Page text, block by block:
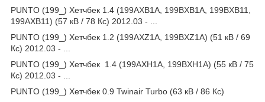
PUNTO (199_) Хетчбек 1.4 (199AXB1A, 199BXB1A, 199BXB11,
199AXB11) (57 кВ / 78 Кс) 2012.03 - ...
PUNTO (199_) Хетчбек 1.2 (199AXZ1A, 199BXZ1A) (51 кВ / 69
Кс) 2012.03 - ...
PUNTO (199_) Хетчбек 1.4 (199AXH1A, 199BXH1A) (55 кВ / 75
Кс) 2012.03 - ...
PUNTO (199_) Хетчбек 0.9 Twinair Turbo (63 кВ / 86 Кс)